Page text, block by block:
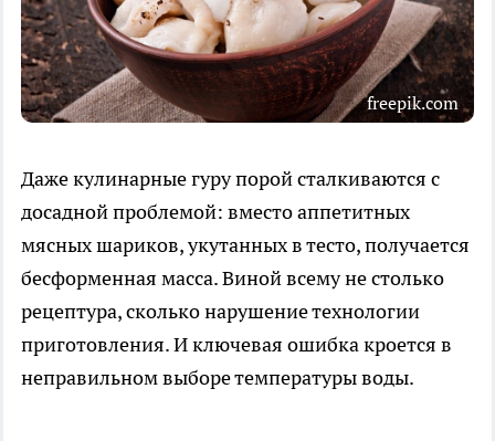
freepik.com
Даже кулинарные гуру порой сталкиваются с
досадной проблемой: вместо аппетитных
мясных шариков, укутанных в тесто, получается
бесформенная масса. Виной всему не столько
рецептура, сколько нарушение технологии
приготовления. И ключевая ошибка кроется в
неправильном выборе температуры воды.